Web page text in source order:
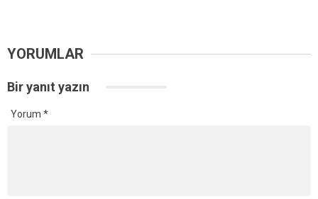
YORUMLAR
Bir yanıt yazın
Yorum *